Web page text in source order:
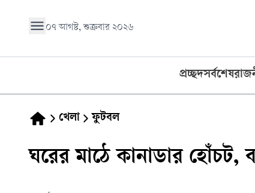
০৭ আগস্ট, শুক্রবার ২০২৬
প্রচ্ছদসর্বশেষ
খেলা ফুটবল
ঘরের মাঠে কানাডার হোঁচট,